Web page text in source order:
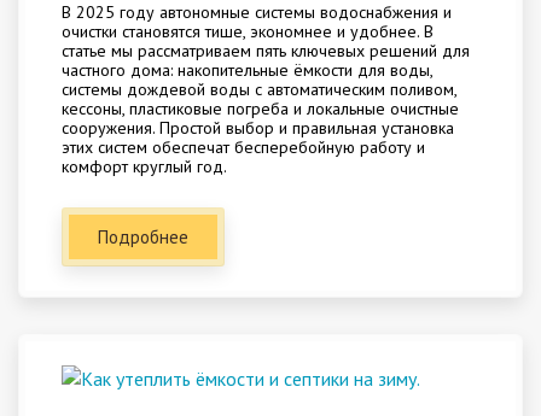
В 2025 году автономные системы водоснабжения и
очистки становятся тише, экономнее и удобнее. В
статье мы рассматриваем пять ключевых решений для
частного дома: накопительные ёмкости для воды,
системы дождевой воды с автоматическим поливом,
кессоны, пластиковые погреба и локальные очистные
сооружения. Простой выбор и правильная установка
этих систем обеспечат бесперебойную работу и
комфорт круглый год.
Подробнее